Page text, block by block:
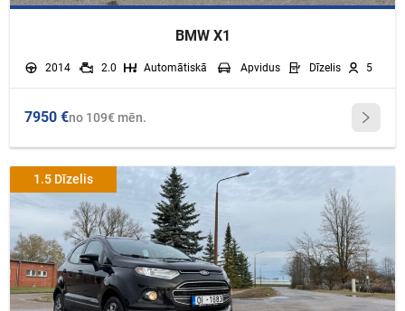
BMW X1
2014 2.0 Automātiskā Apvidus Dīzelis 5
7950 €no 109€ mēn.
1.5 Dīzelis